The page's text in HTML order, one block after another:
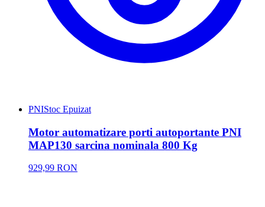
PNIStoc Epuizat
Motor automatizare porti autoportante PNI
MAP130 sarcina nominala 800 Kg
929,99 RON